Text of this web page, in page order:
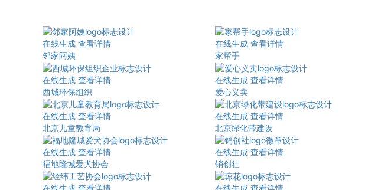
在线生成 查看详情
邻家阿姨
在线生成 查看详情
家帮手
在线生成 查看详情
西城环保组织
在线生成 查看详情
爱心义卖
在线生成 查看详情
北京儿童教育局
在线生成 查看详情
北京绿化带建设
在线生成 查看详情
福地隆城爱犬协会
在线生成 查看详情
销创社